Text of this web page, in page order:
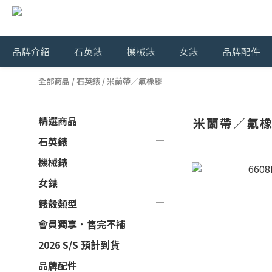
品牌介紹 石英錶 機械錶 女錶 品牌配件
全部商品 /石英錶 /米蘭帶／氟橡膠
精選商品
石英錶
機械錶
女錶
錶殼類型
會員獨享．售完不補
2026 S/S 預計到貨
品牌配件
米蘭帶／氟